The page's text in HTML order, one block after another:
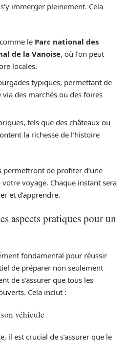
immerger pleinement. Cela
le Parc national des
de la Vanoise, où l’on peut
locales.
typiques, permettant de
des marchés ou des foires
tels que des châteaux ou
la richesse de l’histoire
permettront de profiter d’une
voyage. Chaque instant sera
et d’apprendre.
aspects pratiques pour un
fondamental pour réussir
de préparer non seulement
de s’assurer que tous les
Cela inclut :
véhicule
il est crucial de s’assurer que le